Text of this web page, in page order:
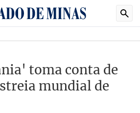
toma conta de
mundial de